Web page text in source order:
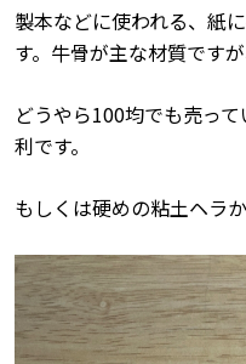
製本などに使われる、紙
す。牛骨が主な材質です
どうやら100均でも売っ
利です。
もしくは硬めの粘土ヘラ